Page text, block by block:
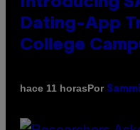
Dating-App
College
hace 11 horasPor